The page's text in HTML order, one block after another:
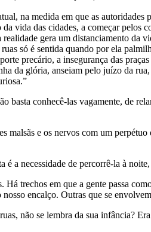
na medida em que as
vida das cidades, a começar pelos
gera um distanciamento da
só é sentida quando por ela
precário, a insegurança das
da glória, anseiam pelo juízo da
basta conhecê-las vagamente, de
malsãs e os nervos com um
a necessidade de percorrê-la à
trechos em que a gente passa
encalço. Outras que se
não se lembra da sua infância?